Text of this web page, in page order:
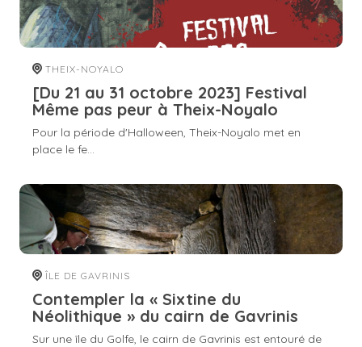
THEIX-NOYALO
[Du 21 au 31 octobre 2023] Festival
Même pas peur à Theix-Noyalo
Pour la période d'Halloween, Theix-Noyalo met en
place le fe...
ÎLE DE GAVRINIS
Contempler la « Sixtine du
Néolithique » du cairn de Gavrinis
Sur une île du Golfe, le cairn de Gavrinis est entouré de